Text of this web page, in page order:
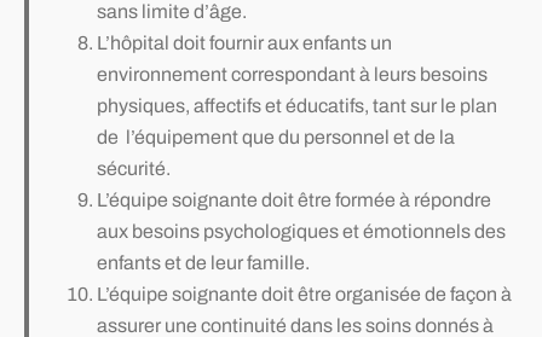
sans limite d’âge.
L’hôpital doit fournir aux enfants un
environnement correspondant à leurs besoins
physiques, affectifs et éducatifs, tant sur le plan
de l’équipement que du personnel et de la
sécurité.
L’équipe soignante doit être formée à répondre
aux besoins psychologiques et émotionnels des
enfants et de leur famille.
L’équipe soignante doit être organisée de façon à
assurer une continuité dans les soins donnés à